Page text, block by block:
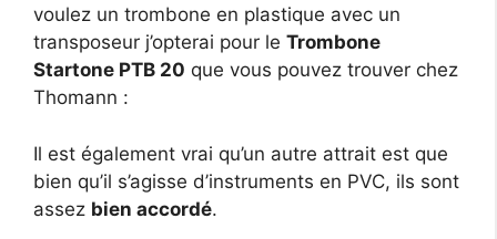
voulez un trombone en plastique avec un
transposeur j’opterai pour le Trombone
Startone PTB 20 que vous pouvez trouver chez
Thomann :
Il est également vrai qu’un autre attrait est que
bien qu’il s’agisse d’instruments en PVC, ils sont
assez bien accordé.